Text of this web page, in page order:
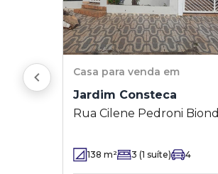
Casa para venda em
Jardim Consteca
Rua Cilene Pedroni
138 m² 3 (1 suíte) 4